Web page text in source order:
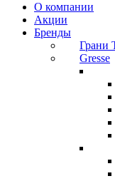
О компании
Акции
Бренды
Грани
Gresse